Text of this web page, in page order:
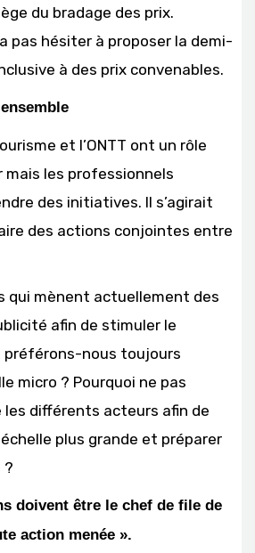
du bradage des prix.
pas hésiter à proposer la demi-
à des prix convenables.
et l’ONTT ont un rôle
les professionnels
des initiatives. Il s’agirait
des actions conjointes entre
qui mènent actuellement des
afin de stimuler le
préférons-nous toujours
micro ? Pourquoi ne pas
les différents acteurs afin de
plus grande et préparer
?
doivent être le chef de file de
action menée ».